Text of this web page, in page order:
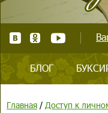
БЛОГ
Главная / Доступ к